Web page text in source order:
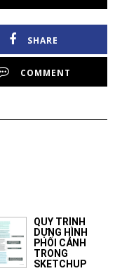
SHARE
COMMENT
QUY TRÌNH
DỰNG HÌNH
PHỐI CẢNH
TRONG
SKETCHUP